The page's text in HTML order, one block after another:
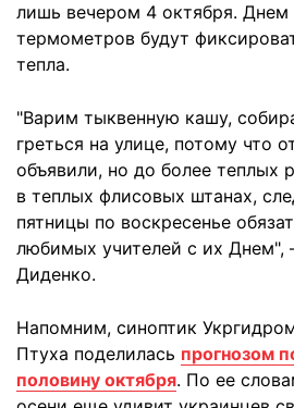
лишь вечером 4 октября. Днем
термометров будут
тепла.
"Варим тыквенную кашу,
греться на улице, потому что
объявили, но до более теплых
в теплых флисовых штанах,
пятницы по воскресенье
любимых учителей с их Днем",
Диденко.
Напомним, синоптик
Птуха поделилась прогнозом
половину октября. По ее